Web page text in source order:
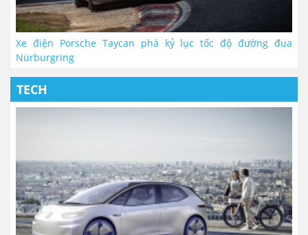
Xe điện Porsche Taycan phá kỷ lục tốc độ đường đua
Nürburgring
TECH